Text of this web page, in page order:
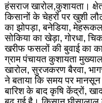
हंसराज खारोल,कुशायता।
किसानों के चेहरों पर खुशी
का झोपड़ा, बनेडिया,
सोकिया का खेड़ा, गोरधा,
खरीफ फसलों की बुवाई का
ग्राम पंचायत कुशायता
खारोल, सुरजकरण बैरवा,
ने बताया कि समय पर
बारिश के बाद कृषि केंद्रों,